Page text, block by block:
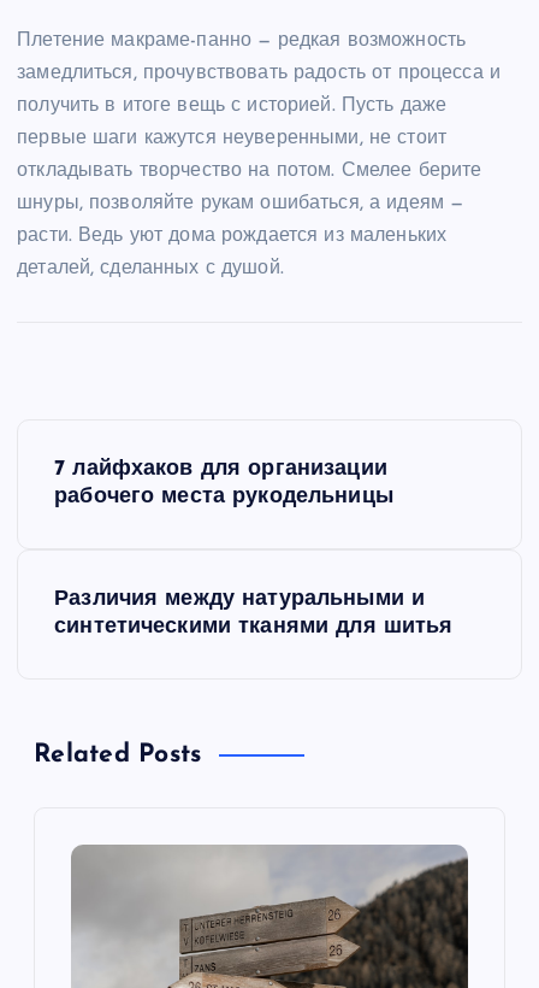
Плетение макраме-панно — редкая возможность
замедлиться, прочувствовать радость от процесса и
получить в итоге вещь с историей. Пусть даже
первые шаги кажутся неуверенными, не стоит
откладывать творчество на потом. Смелее берите
шнуры, позволяйте рукам ошибаться, а идеям —
расти. Ведь уют дома рождается из маленьких
деталей, сделанных с душой.
а
7 лайфхаков для организации
рабочего места рукодельницы
Различия между натуральными и
синтетическими тканями для шитья
Related Posts